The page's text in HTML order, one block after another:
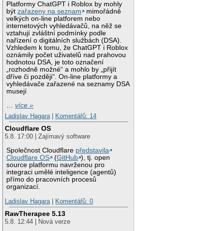
Platformy ChatGPT i Roblox by mohly
býtzařazeny na seznam
mimořádně
velkých on-line platforem nebo
internetových vyhledávačů, na něž se
vztahují zvláštní podmínky podle
nařízení o digitálních službách (DSA).
Vzhledem k tomu, že ChatGPT i Roblox
oznámily počet uživatelů nad prahovou
hodnotou DSA, je toto označení
„rozhodně možné“ a mohlo by „přijít
dříve či později“. On-line platformy a
vyhledávače zařazené na seznamy DSA
musejí
…více »
Ladislav Hagara | Komentářů: 14
Cloudflare OS
5.8. 17:00 | Zajímavý software
Společnost Cloudflare představila
Cloudflare OS
(GitHub ), tj. open
source platformu navrženou pro
integraci umělé inteligence (agentů)
přímo do pracovních procesů
organizací.
Ladislav Hagara | Komentářů: 0
RawTherapee 5.13
5.8. 12:44 | Nová verze